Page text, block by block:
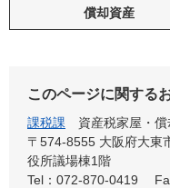
償却資産
このページに関する
課税課
資産税家屋・
〒574-8555 大阪府大
役所議場棟1階
Tel：072-870-0419